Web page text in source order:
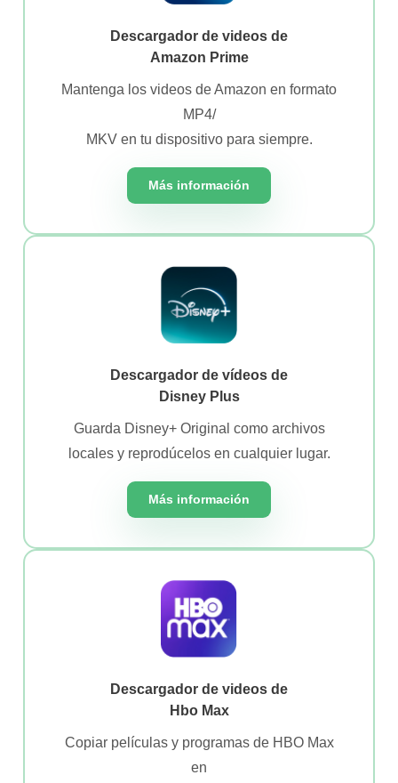
Descargador de videos de
Amazon Prime
Mantenga los videos de Amazon en formato
MP4/
MKV en tu dispositivo para siempre.
Más información
Descargador de vídeos de
Disney Plus
Guarda Disney+ Original como archivos
locales y reprodúcelos en cualquier lugar.
Más información
Descargador de videos de
Hbo Max
Copiar películas y programas de HBO Max
en